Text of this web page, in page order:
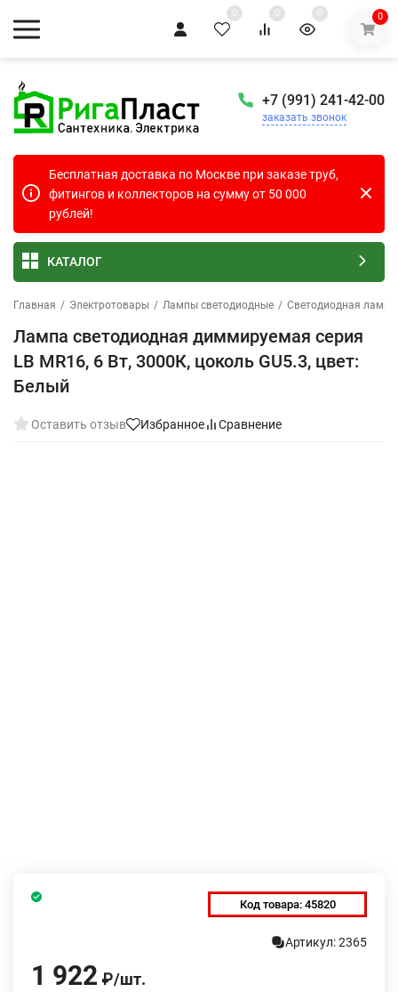
0 0 0 0
+7 (991) 241-42-00
заказать звонок
Бесплатная доставка по Москве при заказе труб,
фитингов и коллекторов на сумму от 50 000
рублей!
КАТАЛОГ
Главная / Электротовары / Лампы светодиодные / Светодиодная лампа
Лампа светодиодная диммируемая серия
LB MR16, 6 Вт, 3000К, цоколь GU5.3, цвет:
Белый
Оставить отзыв Избранное Сравнение
Код товара: 45820
Артикул: 2365
1 922 ₽/шт.